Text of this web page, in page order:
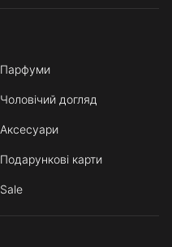
Парфуми
Чоловічий догляд
Аксесуари
Подарункові карти
Sale